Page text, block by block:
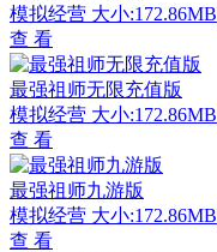
模拟经营 大小:172.86MB
查 看
最强祖师无限充值版
模拟经营 大小:172.86MB
查 看
最强祖师九游版
模拟经营 大小:172.86MB
查 看